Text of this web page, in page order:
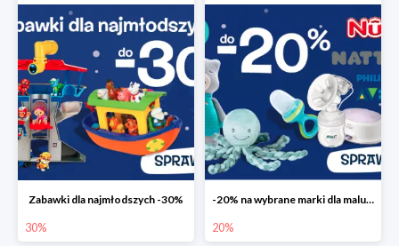
Zabawki dla najmłodszych -30%
30%
-20% na wybrane marki dla maluchów
20%